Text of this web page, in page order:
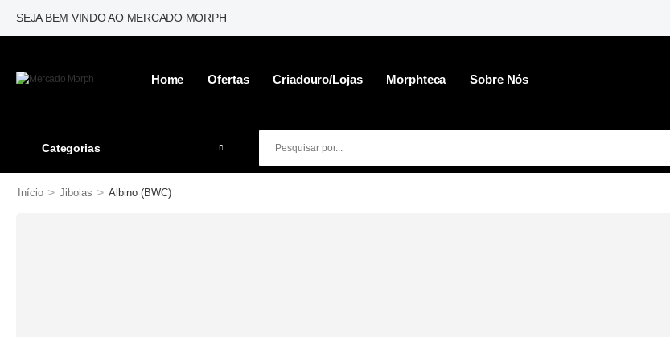
SEJA BEM VINDO AO MERCADO MORPH
Home Ofertas Criadouro/lojas Morphteca Sobre Nós
Categorias
Início > Jiboias > Albino (BWC)